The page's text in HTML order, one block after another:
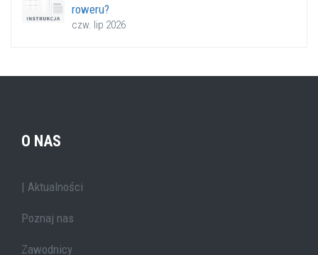
roweru?
czw. lip 2026
O NAS
| Aktualności
Poznaj nas
Zawodnicy